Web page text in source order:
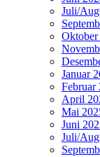
Juli/
Oktober
Januar
Februar
April
Mai
Juni
Juli/